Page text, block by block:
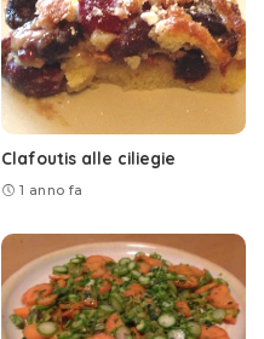
Clafoutis alle ciliegie
1 anno fa